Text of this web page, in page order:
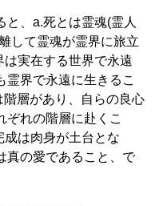
と、a.死とは霊魂(霊人
して霊魂が霊界に旅立
は実在する世界で永遠
霊界で永遠に生きるこ
階層があり、自らの良心
ぞれの階層に赴くこ
成は肉身が土台とな
真の愛であること、で